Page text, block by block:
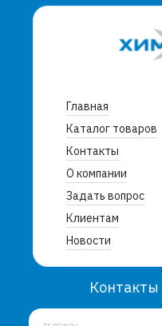
Главная
Каталог товаров
Контакты
О компании
Задать вопрос
Клиентам
Новости